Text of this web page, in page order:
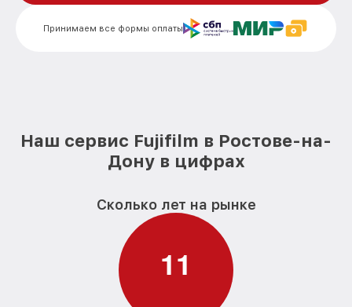
Ремонт встроенного дальнометра
цифрового бинокля Fujifilm
от 1000₽
Замена объективов с улучшением
характеристик цифрового бинокля
Замена шим контроллера цифрового
Замена микросхемы усилителя
цифрового бинокля Fujifilm
Ремонт цепи питания цифрового
Принимаем все формы оплаты
Наш сервис Fujifilm в Ростове-на-
Дону в цифрах
Сколько лет на рынке
11